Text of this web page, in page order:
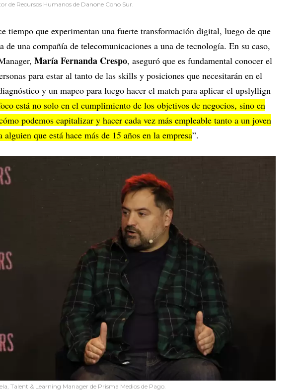
de Recursos Humanos de Danone Cono Sur.
tiempo que experimentan una fuerte transformación digital, luego de que
de una compañía de telecomunicaciones a una de tecnología. En su caso,
María Fernanda Crespo, aseguró que es fundamental conocer el
para estar al tanto de las skills y posiciones que necesitarán en el
y un mapeo para luego hacer el match para aplicar el upslyllign
está no solo en el cumplimiento de los objetivos de negocios, sino en
podemos capitalizar y hacer cada vez más empleable tanto a un joven
alguien que está hace más de 15 años en la empresa”.
Talent & Learning Manager de Prisma Medios de Pago.